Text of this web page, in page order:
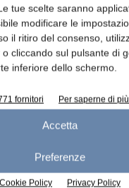
tue scelte saranno
modificare le
il ritiro del consenso,
cliccando sul pulsante di
inferiore dello schermo.
fornitori Per saperne di
Accetta
Preferenze
Cookie Policy Privacy Policy
e al fine di
aveva già
rinunciare
adottato entrerà in
alla sua
scremato